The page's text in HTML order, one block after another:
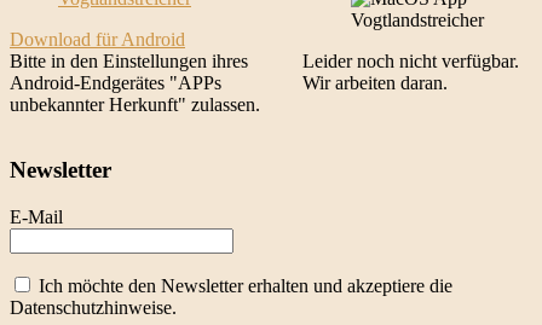
Download für Android
Bitte in den Einstellungen ihres
Android-Endgerätes "APPs
unbekannter Herkunft" zulassen.
Leider noch nicht verfügbar.
Wir arbeiten daran.
Newsletter
E-Mail
Ich möchte den Newsletter erhalten und akzeptiere die
Datenschutzhinweise.